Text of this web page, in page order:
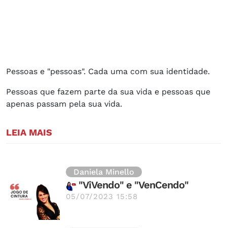
Pessoas e "pessoas". Cada uma com sua identidade.
Pessoas que fazem parte da sua vida e pessoas que
apenas passam pela sua vida.
LEIA MAIS
Daniela Minello
"ViVendo" e "VenCendo"
05/07/2023 15:58